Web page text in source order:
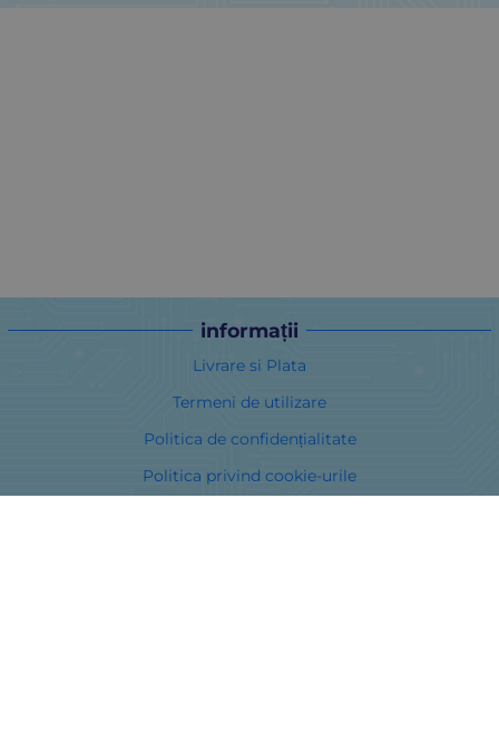
informații
Livrare si Plata
Termeni de utilizare
Politica de confidențialitate
Politica privind cookie-urile